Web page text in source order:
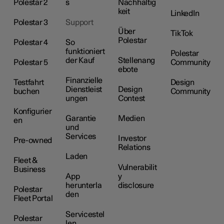
Polestar 2
Polestar 3
Polestar 4
Polestar 5
Testfahrt
buchen
Konfigurier
en
Pre-owned
Fleet &
Business
Polestar
Fleet Portal
Polestar
s
Support
So
funktioniert
der Kauf
Finanzielle
Dienstleist
ungen
Garantie
und
Services
Laden
App
herunterla
den
Servicestel
Nachhaltig
keit
Über
Polestar
Stellenang
ebote
Design
Contest
Medien
Investor
Relations
Vulnerabilit
y
disclosure
LinkedIn
TikTok
Polestar
Community
Design
Community